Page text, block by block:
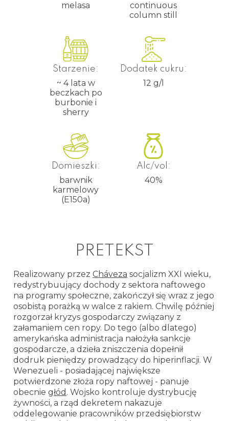
melasa
continuous
column still
Starzenie:
~ 4 lata w
beczkach po
burbonie i
sherry
Dodatek cukru:
12 g/l
Domieszki:
barwnik
karmelowy
(E150a)
Alc/vol:
40%
PRETEKST
Realizowany przezCháveza socjalizm XXI wieku,
redystrybuujący dochody z sektora naftowego
na programy społeczne, zakończył się wraz z jego
osobistą porażką w walce z rakiem. Chwilę później
rozgorzał kryzys gospodarczy związany z
załamaniem cen ropy. Do tego (albo dlatego)
amerykańska administracja nałożyła sankcje
gospodarcze, a dzieła zniszczenia dopełnił
dodruk pieniędzy prowadzący do hiperinflacji. W
Wenezueli - posiadającej największe
potwierdzone złoża ropy naftowej - panuje
obecniegłód . Wojsko kontroluje dystrybucję
żywności, a rząd dekretem nakazuje
oddelegowanie pracowników przedsiębiorstw